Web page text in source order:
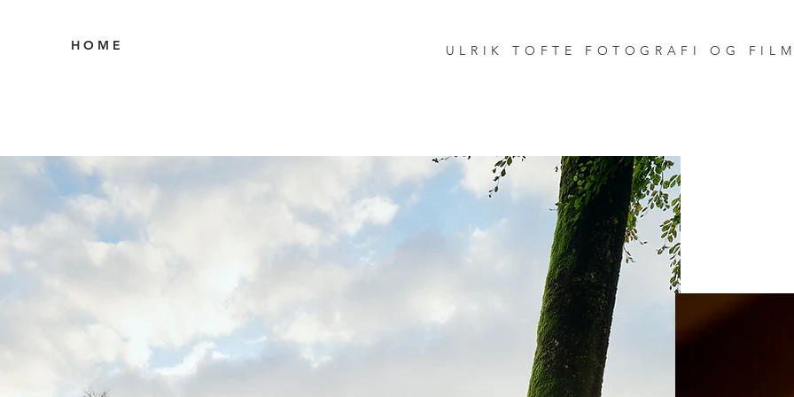
H O M E ULRIK TOFTE FOTOGRAFI OG